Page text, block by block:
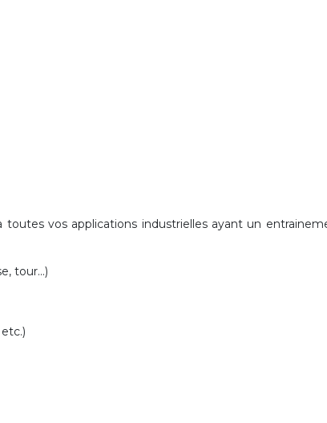
vos applications industrielles ayant un
tour...)